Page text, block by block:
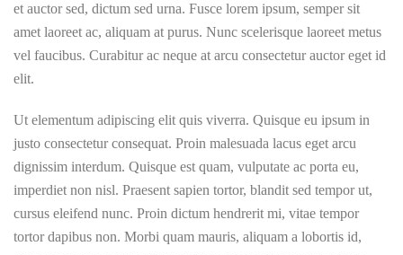
et auctor sed, dictum sed urna. Fusce lorem ipsum, semper sit
amet laoreet ac, aliquam at purus. Nunc scelerisque laoreet metus
vel faucibus. Curabitur ac neque at arcu consectetur auctor eget id
elit.
Ut elementum adipiscing elit quis viverra. Quisque eu ipsum in
justo consectetur consequat. Proin malesuada lacus eget arcu
dignissim interdum. Quisque est quam, vulputate ac porta eu,
imperdiet non nisl. Praesent sapien tortor, blandit sed tempor ut,
cursus eleifend nunc. Proin dictum hendrerit mi, vitae tempor
tortor dapibus non. Morbi quam mauris, aliquam a lobortis id,